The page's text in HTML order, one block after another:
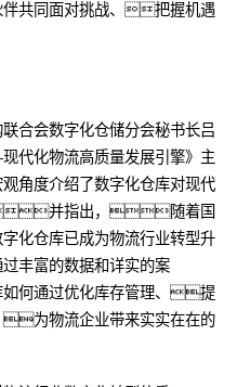
共同面对挑战、把握机遇
会数字化仓储分会秘书长吕
代化物流高质量发展引擎》主
角度介绍了数字化仓库对现代
并指出，随着国
仓库已成为物流行业转型升
丰富的数据和详实的案
何通过优化库存管理、提
为物流企业带来实实在在的